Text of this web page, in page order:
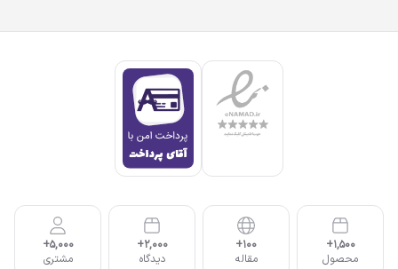
1,500+
محصول
100+
مقاله
2,000+
دیدگاه
5,000+
مشتری